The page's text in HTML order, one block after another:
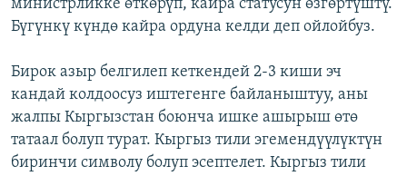
министрликке өткөрүп, кайра статусун өзгөртүштү.
Бүгүнкү күндө кайра ордуна келди деп ойлойбуз.
Бирок азыр белгилеп кеткендей 2-3 киши эч
кандай колдоосуз иштегенге байланыштуу, аны
жалпы Кыргызстан боюнча ишке ашырыш өтө
татаал болуп турат. Кыргыз тили эгемендүүлүктүн
биринчи символу болуп эсептелет. Кыргыз тили